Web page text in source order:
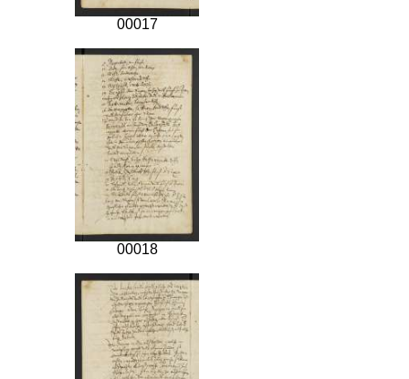
00017
00018